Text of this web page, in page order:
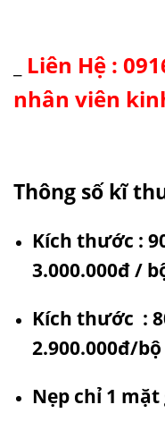
Liên Hệ :
nhân viên
Thông số kĩ
Kích thước :
3.000.000đ /
Kích thước :
2.900.000đ/bộ
Nẹp chỉ 1